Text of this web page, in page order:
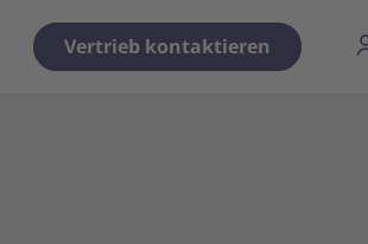
Vertrieb kontaktieren